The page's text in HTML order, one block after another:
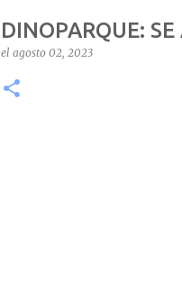
DINOPARQUE:
el agosto 02, 2023